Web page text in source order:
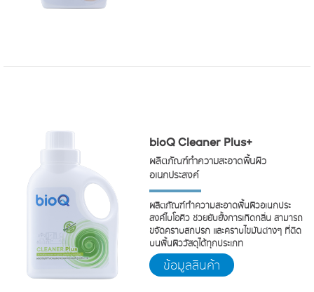
bioQ Cleaner Plus+
ผลิตภัณฑ์ทำความสะอาดพื้นผิว
อเนกประสงค์
ผลิตภัณฑ์ทำความสะอาดพื้นผิวอเนกประ
สงค์ไบโอคิว ช่วยยับยั้งการเกิดกลิ่น สามารถ
ขจัดคราบสกปรก และคราบไขมันต่างๆ ที่ติด
บนพื้นผิววัสดุได้ทุกประเภท
ข้อมูลสินค้า